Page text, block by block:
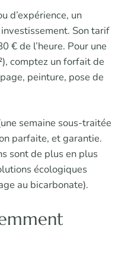
d’expérience, un
Son tarif
€ de l’heure. Pour une
comptez un forfait de
peinture, pose de
semaine sous-traitée
parfaite, et garantie.
sont de plus en plus
écologiques
au bicarbonate).